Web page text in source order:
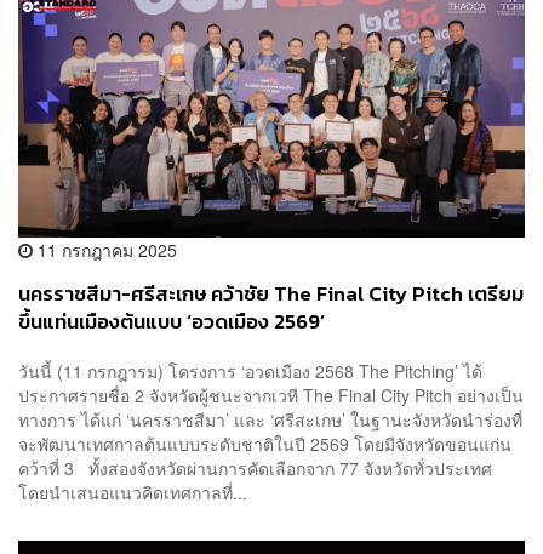
11 กรกฎาคม 2025
นครราชสีมา-ศรีสะเกษ คว้าชัย The Final City Pitch เตรียม
ขึ้นแท่นเมืองต้นแบบ ‘อวดเมือง 2569’
วันนี้ (11 กรกฎารม) โครงการ ‘อวดเมือง 2568 The Pitching’ ได้
ประกาศรายชื่อ 2 จังหวัดผู้ชนะจากเวที The Final City Pitch อย่างเป็น
ทางการ ได้แก่ ‘นครราชสีมา’ และ ‘ศรีสะเกษ’ ในฐานะจังหวัดนำร่องที่
จะพัฒนาเทศกาลต้นแบบระดับชาติในปี 2569 โดยมีจังหวัดขอนแก่น
คว้าที่ 3 ทั้งสองจังหวัดผ่านการคัดเลือกจาก 77 จังหวัดทั่วประเทศ
โดยนำเสนอแนวคิดเทศกาลที่...